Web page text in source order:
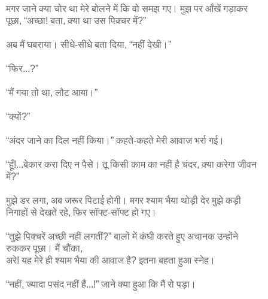
मगर जाने क्या चोर था मेरे बोलने में कि वो समझ गए। मुझ पर आँखें गड़ाकर
पूछा, “अच्छा! बता, क्या था उस पिक्चर में?”
अब मैं घबराया। सीधे-सीधे बता दिया, “नहीं देखी।”
“फिर...?”
“मैं गया तो था, लौट आया।”
“क्यों?”
“अंदर जाने का दिल नहीं किया।” कहते-कहते मेरी आवाज भर्रा गई।
“हूँ!...बेकार करा दिए न पैसे। तू किसी काम का नहीं है चंदर, क्या करेगा जीवन
में?”
मुझे डर लगा, अब जरूर पिटाई होगी। मगर श्याम भैया थोड़ी देर मुझे कड़ी
निगाहों से देखते रहे, फिर सॉफ्ट-सॉफ्ट हो गए।
“तुझे पिक्चरें अच्छी नहीं लगतीं?” बालों में कंघी करते हुए अचानक उन्होंने
रुककर पूछा। मैं चौंका,
अरे! यह मेरे ही श्याम भैया की आवाज है? इतना बहता हुआ स्नेह।
“नहीं, ज्यादा पसंद नहीं हैं...!” जाने क्या हुआ कि मैं रो पड़ा।